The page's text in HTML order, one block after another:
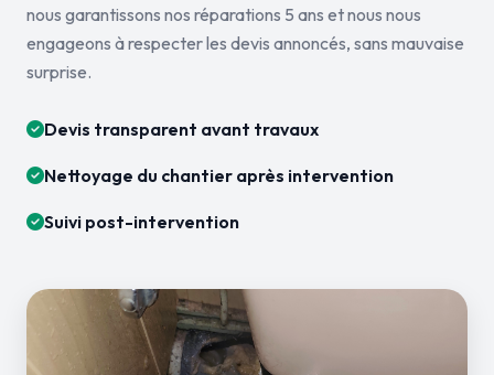
nous garantissons nos réparations 5 ans et nous nous
engageons à respecter les devis annoncés, sans mauvaise
surprise.
Devis transparent avant travaux
Nettoyage du chantier après intervention
Suivi post-intervention